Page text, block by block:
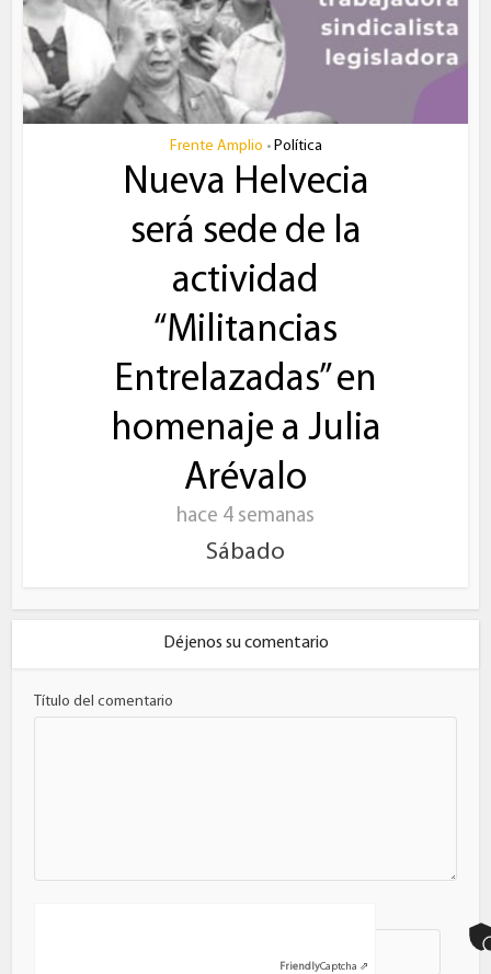
Frente Amplio • Política
Nueva Helvecia
será sede de la
actividad
“Militancias
Entrelazadas” en
homenaje a Julia
Arévalo
hace 4 semanas
Sábado
Déjenos su comentario
Título del comentario
FriendlyCaptcha ⇗